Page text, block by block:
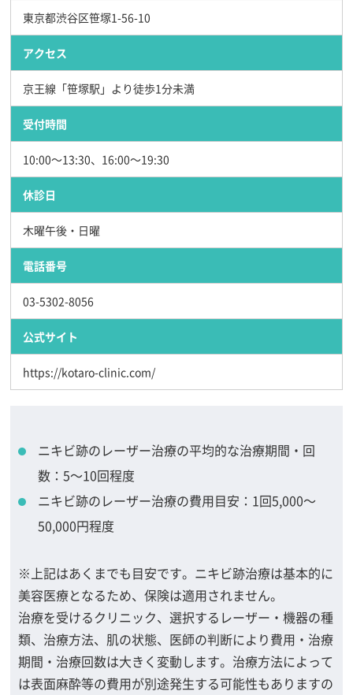
東京都渋谷区笹塚1-56-10
アクセス
京王線「笹塚駅」より徒歩1分未満
受付時間
10:00～13:30、16:00～19:30
休診日
木曜午後・日曜
電話番号
03-5302-8056
公式サイト
https://kotaro-clinic.com/
ニキビ跡のレーザー治療の平均的な治療期間・回
数：5～10回程度
ニキビ跡のレーザー治療の費用目安：1回5,000～
50,000円程度
※上記はあくまでも目安です。ニキビ跡治療は基本的に
美容医療となるため、保険は適用されません。
治療を受けるクリニック、選択するレーザー・機器の種
類、治療方法、肌の状態、医師の判断により費用・治療
期間・治療回数は大きく変動します。治療方法によって
は表面麻酔等の費用が別途発生する可能性もありますの